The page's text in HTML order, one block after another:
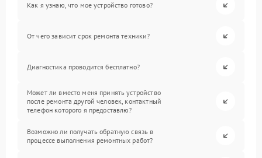
Как я узнаю, что мое устройство готово?
От чего зависит срок ремонта техники?
Диагностика проводится бесплатно?
Может ли вместо меня принять устройство
после ремонта другой человек, контактный
телефон которого я предоставлю?
Возможно ли получать обратную связь в
процессе выполнения ремонтных работ?